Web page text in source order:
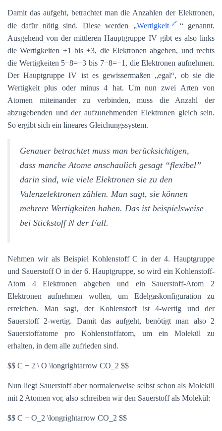
Damit das aufgeht, betrachtet man die Anzahlen der Elektronen,
die dafür nötig sind. Diese werden „Wertigkeit
“ genannt.
Ausgehend von der mittleren Hauptgruppe IV gibt es also links
die Wertigkeiten +1 bis +3, die Elektronen abgeben, und rechts
die Wertigkeiten 5−8=−3 bis 7−8=−1, die Elektronen aufnehmen.
Der Hauptgruppe IV ist es gewissermaßen „egal“, ob sie die
Wertigkeit plus oder minus 4 hat. Um nun zwei Arten von
Atomen miteinander zu verbinden, muss die Anzahl der
abzugebenden und der aufzunehmenden Elektronen gleich sein.
So ergibt sich ein lineares Gleichungssystem.
Genauer betrachtet muss man berücksichtigen,
dass manche Atome anschaulich gesagt “flexibel”
darin sind, wie viele Elektronen sie zu den
Valenzelektronen zählen. Man sagt, sie können
mehrere Wertigkeiten haben. Das ist beispielsweise
bei Stickstoff N der Fall.
Nehmen wir als Beispiel Kohlenstoff C in der 4. Hauptgruppe
und Sauerstoff O in der 6. Hauptgruppe, so wird ein Kohlenstoff-
Atom 4 Elektronen abgeben und ein Sauerstoff-Atom 2
Elektronen aufnehmen wollen, um Edelgaskonfiguration zu
erreichen. Man sagt, der Kohlenstoff ist 4-wertig und der
Sauerstoff 2-wertig. Damit das aufgeht, benötigt man also 2
Sauerstoffatome pro Kohlenstoffatom, um ein Molekül zu
erhalten, in dem alle zufrieden sind.
$$ C + 2 \ O \longrightarrow CO_2 $$
Nun liegt Sauerstoff aber normalerweise selbst schon als Molekül
mit 2 Atomen vor, also schreiben wir den Sauerstoff als Molekül:
$$ C + O_2 \longrightarrow CO_2 $$